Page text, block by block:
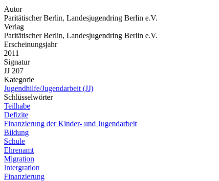
Autor
Paritätischer Berlin, Landesjugendring Berlin e.V.
Verlag
Paritätischer Berlin, Landesjugendring Berlin e.V.
Erscheinungsjahr
2011
Signatur
JJ 207
Kategorie
Jugendhilfe/Jugendarbeit (JJ)
Schlüsselwörter
Teilhabe
Defizite
Finanzierung der Kinder- und Jugendarbeit
Bildung
Schule
Ehrenamt
Migration
Intergration
Finanzierung